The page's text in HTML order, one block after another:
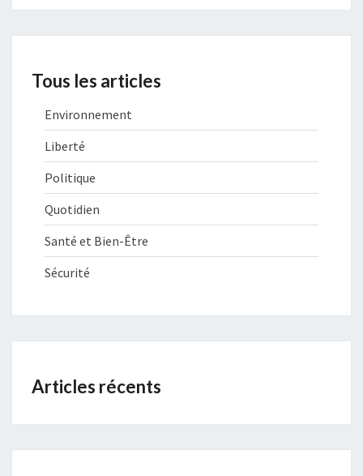
Tous les articles
Environnement
Liberté
Politique
Quotidien
Santé et Bien-Être
Sécurité
Articles récents